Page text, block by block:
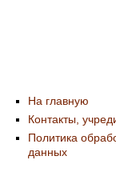
На главную
Контакты,
Политика
данных